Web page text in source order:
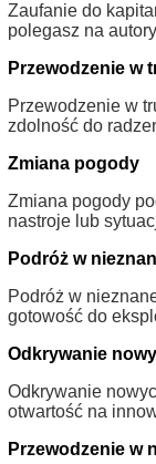
Zaufanie do
polegasz na
Przewodzenie w
Przewodzenie w
zdolność do
Zmiana pogody
Zmiana pogody
nastroje lub
Podróż w
Podróż w
gotowość do
Odkrywanie
Odkrywanie
otwartość na
Przewodzenie w